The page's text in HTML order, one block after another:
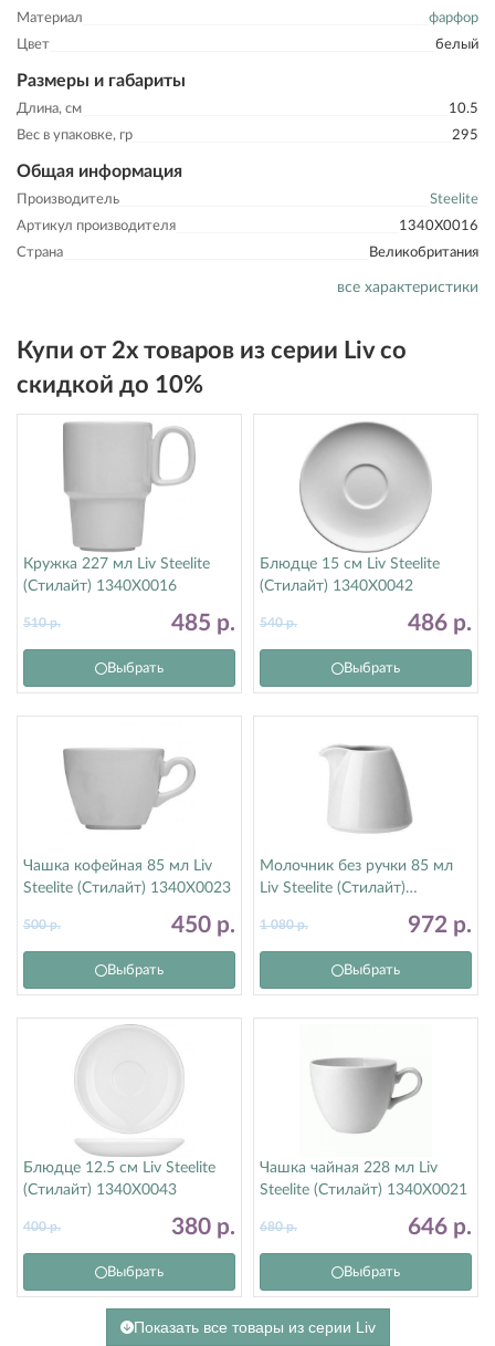
Материал
фарфор
Цвет
белый
Размеры и габариты
Длина, см
10.5
Вес в упаковке, гр
295
Общая информация
Производитель
Steelite
Артикул производителя
1340X0016
Страна
Великобритания
все характеристики
Купи от 2х товаров из серии Liv со
скидкой до 10%
Кружка 227 мл Liv Steelite
(Стилайт) 1340X0016
485 р.
510р.
Выбрать
Блюдце 15 см Liv Steelite
(Стилайт) 1340X0042
486 р.
540р.
Выбрать
Чашка кофейная 85 мл Liv
Steelite (Стилайт) 1340X0023
450 р.
500р.
Выбрать
Молочник без ручки 85 мл
Liv Steelite (Стилайт)
972 р.
1 080р.
Выбрать
Блюдце 12.5 см Liv Steelite
(Стилайт) 1340X0043
380 р.
400р.
Выбрать
Чашка чайная 228 мл Liv
Steelite (Стилайт) 1340X0021
646 р.
680р.
Выбрать
Показать все товары из серии Liv